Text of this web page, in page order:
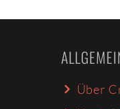
Über